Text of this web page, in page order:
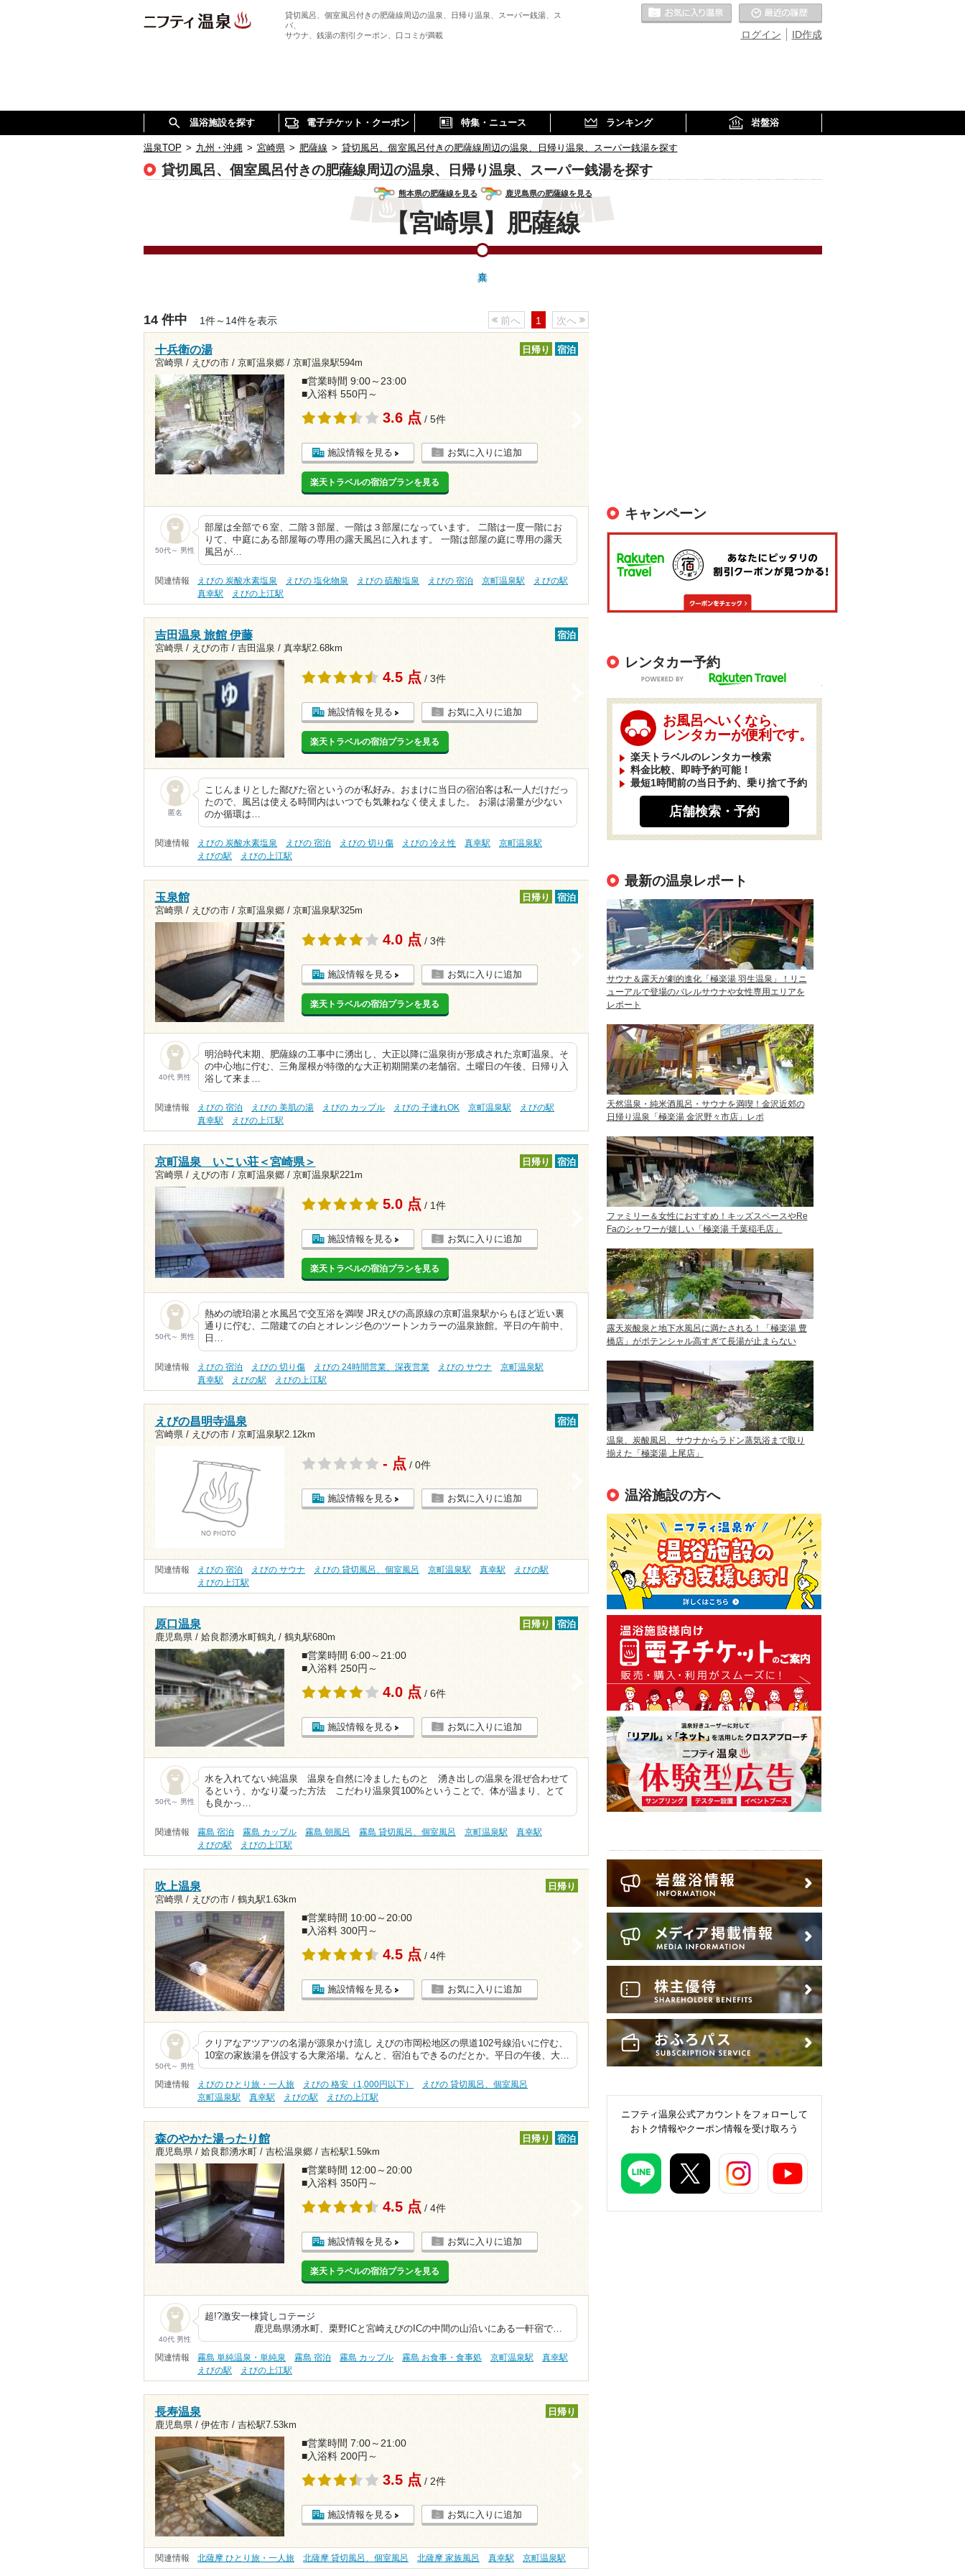
貸切風呂、個室風呂付きの肥薩線周辺の温泉、日帰り温泉、スーパー銭湯、ス
パ、
サウナ、銭湯の割引クーポン、口コミが満載
ID作成
ログイン
お気に入りの温泉
温浴施設を探す 電子チケット・クーポン 特集・ニュース ランキング 岩盤浴
温泉TOP > 九州・沖縄 > 宮崎県 > 肥薩線 > 貸切風呂、個室風呂付きの肥薩線周辺の温泉、日帰り温泉、スーパー銭湯を探す
貸切風呂、個室風呂付きの肥薩線周辺の温泉、日帰り温泉、スーパー銭湯を探す
熊本県の肥薩線を見る 鹿児島県の肥薩線を見る
【宮崎県】肥薩線
14 件中 1件～14件を表示 前へ 1 次へ
十兵衛の湯
宮崎県 / えびの市 / 京町温泉郷 / 京町温泉駅594m
日帰り 宿泊
■営業時間 9:00～23:00
■入浴料 550円～
3.6 点 / 5件
施設情報を見る お気に入りに追加
楽天トラベルの宿泊プランを見る
50代～ 男性
部屋は全部で６室、二階３部屋、一階は３部屋になっています。 二階は一度一階にお
りて、中庭にある部屋毎の専用の露天風呂に入れます。 一階は部屋の庭に専用の露天
風呂が…
関連情報 えびの 炭酸水素塩泉 えびの 塩化物泉 えびの 硫酸塩泉 えびの 宿泊 京町温泉駅
えびの駅
真幸駅
えびの上江駅
吉田温泉 旅館 伊藤
宮崎県 / えびの市 / 吉田温泉 / 真幸駅2.68km
宿泊
4.5 点 / 3件
施設情報を見る お気に入りに追加
楽天トラベルの宿泊プランを見る
匿名
こじんまりとした鄙びた宿というのが私好み。おまけに当日の宿泊客は私一人だけだっ
たので、風呂は使える時間内はいつでも気兼ねなく使えました。 お湯は湯量が少ない
のか循環は…
関連情報 えびの 炭酸水素塩泉 えびの 宿泊 えびの 切り傷 えびの 冷え性 真幸駅
京町温泉駅
えびの駅
えびの上江駅
玉泉館
宮崎県 / えびの市 / 京町温泉郷 / 京町温泉駅325m
日帰り 宿泊
4.0 点 / 3件
施設情報を見る お気に入りに追加
楽天トラベルの宿泊プランを見る
40代 男性
明治時代末期、肥薩線の工事中に湧出し、大正以降に温泉街が形成された京町温泉。そ
の中心地に佇む、三角屋根が特徴的な大正初期開業の老舗宿。土曜日の午後、日帰り入
浴して来ま…
関連情報 えびの 宿泊 えびの 美肌の湯 えびの カップル えびの 子連れOK 京町温泉駅
えびの駅
真幸駅
えびの上江駅
京町温泉 いこい荘＜宮崎県＞
宮崎県 / えびの市 / 京町温泉郷 / 京町温泉駅221m
日帰り 宿泊
5.0 点 / 1件
施設情報を見る お気に入りに追加
楽天トラベルの宿泊プランを見る
50代～ 男性
熱めの琥珀湯と水風呂で交互浴を満喫 JRえびの高原線の京町温泉駅からもほど近い裏
通りに佇む、二階建ての白とオレンジ色のツートンカラーの温泉旅館。平日の午前中、
日…
関連情報 えびの 宿泊 えびの 切り傷 えびの 24時間営業、深夜営業 えびの サウナ
京町温泉駅
真幸駅
えびの駅 えびの上江駅
えびの昌明寺温泉
宮崎県 / えびの市 / 京町温泉駅2.12km
宿泊
- 点 / 0件
施設情報を見る お気に入りに追加
関連情報 えびの 宿泊 えびの サウナ えびの 貸切風呂、個室風呂 京町温泉駅 真幸駅
えびの駅
えびの上江駅
原口温泉
鹿児島県 / 姶良郡湧水町鶴丸 / 鶴丸駅680m
日帰り 宿泊
■営業時間 6:00～21:00
■入浴料 250円～
4.0 点 / 6件
施設情報を見る お気に入りに追加
50代～ 男性
水を入れてない純温泉 温泉を自然に冷ましたものと 湧き出しの温泉を混ぜ合わせて
るという、かなり凝った方法 こだわり温泉質100%ということで、体が温まり、とて
も良かっ…
関連情報 霧島 宿泊 霧島 カップル 霧島 朝風呂 霧島 貸切風呂、個室風呂 京町温泉駅
真幸駅
えびの駅
えびの上江駅
吹上温泉
宮崎県 / えびの市 / 鶴丸駅1.63km
日帰り
■営業時間 10:00～20:00
■入浴料 300円～
4.5 点 / 4件
施設情報を見る お気に入りに追加
50代～ 男性
クリアなアツアツの名湯が源泉かけ流し えびの市岡松地区の県道102号線沿いに佇む、
10室の家族湯を併設する大衆浴場。なんと、宿泊もできるのだとか。平日の午後、大…
関連情報 えびの ひとり旅・一人旅 えびの 格安（1,000円以下）
えびの 貸切風呂、個室風呂
京町温泉駅
真幸駅 えびの駅 えびの上江駅
森のやかた湯ったり館
鹿児島県 / 姶良郡湧水町 / 吉松温泉郷 / 吉松駅1.59km
日帰り 宿泊
■営業時間 12:00～20:00
■入浴料 350円～
4.5 点 / 4件
施設情報を見る お気に入りに追加
楽天トラベルの宿泊プランを見る
40代 男性
超!?激安一棟貸しコテージ
鹿児島県湧水町、栗野ICと宮崎えびのICの中間の山沿いにある一軒宿で…
関連情報 霧島 単純温泉・単純泉 霧島 宿泊 霧島 カップル 霧島 お食事・食事処 京町温泉駅
真幸駅
えびの駅
えびの上江駅
長寿温泉
鹿児島県 / 伊佐市 / 吉松駅7.53km
日帰り
■営業時間 7:00～21:00
■入浴料 200円～
3.5 点 / 2件
施設情報を見る お気に入りに追加
関連情報 北薩摩 ひとり旅・一人旅 北薩摩 貸切風呂、個室風呂 北薩摩 家族風呂 真幸駅 京町温泉駅
キャンペーン
レンタカー予約
お風呂へいくなら、
レンタカーが便利です。
楽天トラベルのレンタカー検索
料金比較、即時予約可能！
最短1時間前の当日予約、乗り捨て予約
店舗検索・予約
最新の温泉レポート
サウナ＆露天が劇的進化「極楽湯 羽生温泉」！リニ
ューアルで登場のバレルサウナや女性専用エリアを
レポート
天然温泉・純米酒風呂・サウナを満喫！金沢近郊の
日帰り温泉「極楽湯 金沢野々市店」レポ
ファミリー＆女性におすすめ！キッズスペースやRe
Faのシャワーが嬉しい「極楽湯 千葉稲毛店」
露天炭酸泉と地下水風呂に満たされる！「極楽湯 豊
橋店」がポテンシャル高すぎて長湯が止まらない
温泉、炭酸風呂、サウナからラドン蒸気浴まで取り
揃えた「極楽湯 上尾店」
温浴施設の方へ
ニフティ温泉を使って手軽に
ニフティ温泉公式アカウントをフォローして
おトク情報やクーポン情報を受け取ろう